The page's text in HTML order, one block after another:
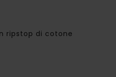
ripstop di cotone